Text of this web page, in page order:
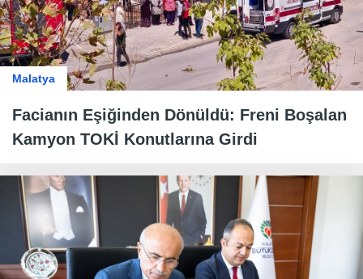
Malatya
Facianın Eşiğinden Dönüldü: Freni Boşalan
Kamyon TOKİ Konutlarına Girdi